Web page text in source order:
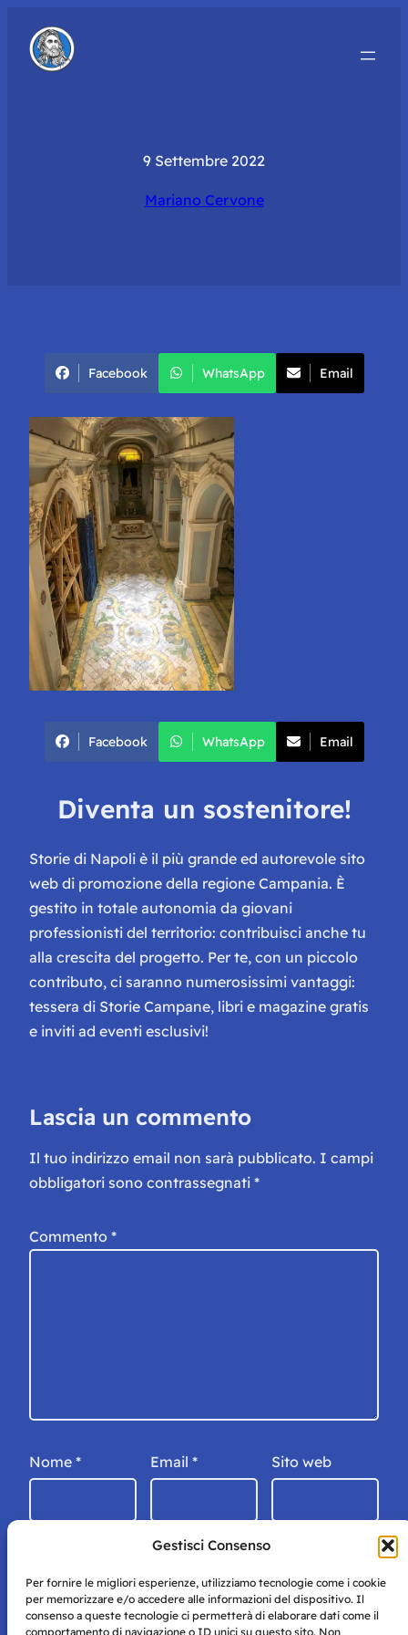
Gestisci Consenso
Per fornire le migliori esperienze, utilizziamo tecnologie come i cookie
per memorizzare e/o accedere alle informazioni del dispositivo. Il
consenso a queste tecnologie ci permetterà di elaborare dati come il
comportamento di navigazione o ID unici su questo sito. Non
9 Settembre 2022
Mariano Cervone
Facebook WhatsApp Email
Facebook WhatsApp Email
Diventa un sostenitore!
Storie di Napoli è il più grande ed autorevole sito
web di promozione della regione Campania. È
gestito in totale autonomia da giovani
professionisti del territorio: contribuisci anche tu
alla crescita del progetto. Per te, con un piccolo
contributo, ci saranno numerosissimi vantaggi:
tessera di Storie Campane, libri e magazine gratis
e inviti ad eventi esclusivi!
Lascia un commento
Il tuo indirizzo email non sarà pubblicato. I campi
obbligatori sono contrassegnati *
Commento *
Nome * Email * Sito web